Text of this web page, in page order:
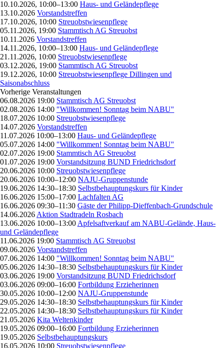
10.10.2026, 10:00–13:00 Haus- und Geländepflege
13.10.2026 Vorstandstreffen
17.10.2026, 10:00 Streuobstwiesenpflege
05.11.2026, 19:00 Stammtisch AG Streuobst
10.11.2026 Vorstandstreffen
14.11.2026, 10:00–13:00 Haus- und Geländepflege
21.11.2026, 10:00 Streuobstwiesenpflege
03.12.2026, 19:00 Stammtisch AG Streuobst
19.12.2026, 10:00 Streuobstwiesenpflege Dillingen und
Saisonabschluss
Vorherige Veranstaltungen
06.08.2026 19:00 Stammtisch AG Streuobst
02.08.2026 14:00 "Willkommen! Sonntag beim NABU"
18.07.2026 10:00 Streuobstwiesenpflege
14.07.2026 Vorstandstreffen
11.07.2026 10:00–13:00 Haus- und Geländepflege
05.07.2026 14:00 "Willkommen! Sonntag beim NABU"
02.07.2026 19:00 Stammtisch AG Streuobst
01.07.2026 19:00 Vorstandsitzung BUND Friedrichsdorf
20.06.2026 10:00 Streuobstwiesenpflege
20.06.2026 10:00–12:00 NAJU-Gruppenstunde
19.06.2026 14:30–18:30 Selbstbehauptungskurs für Kinder
16.06.2026 15:00–17:00 Lachfalten AG
16.06.2026 09:30–11:30 Gäste der Philipp-Dieffenbach-Grundschule
14.06.2026 Aktion Stadtradeln Rosbach
13.06.2026 10:00–13:00 Apfelsaftverkauf am NABU-Gelände, Haus-
und Geländepflege
11.06.2026 19:00 Stammtisch AG Streuobst
09.06.2026 Vorstandstreffen
07.06.2026 14:00 "Willkommen! Sonntag beim NABU"
05.06.2026 14:30–18:30 Selbstbehauptungskurs für Kinder
03.06.2026 19:00 Vorstandsitzung BUND Friedrichsdorf
03.06.2026 09:00–16:00 Fortbildung Erzieherinnen
30.05.2026 10:00–12:00 NAJU-Gruppenstunde
29.05.2026 14:30–18:30 Selbstbehauptungskurs für Kinder
22.05.2026 14:30–18:30 Selbstbehauptungskurs für Kinder
21.05.2026 Kita Weltenkinder
19.05.2026 09:00–16:00 Fortbildung Erzieherinnen
19.05.2026 Selbstbehauptungskurs
16.05.2026 10:00 Streuobstwiesenpflege